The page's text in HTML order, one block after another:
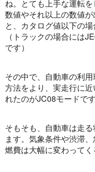
ね。とても上手な運転
数値やそれ以上の数値
と、カタログ値以下の
（トラックの場合には
です）
その中で、自動車の利
方法をより、実走行に
れたのがJC08モードです
そもそも、自動車は走
ます。気象条件や渋滞
燃費は大幅に変わってく